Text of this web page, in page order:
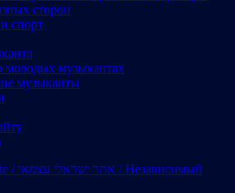
сторон
спорт
молодых музыкантах
музыканты